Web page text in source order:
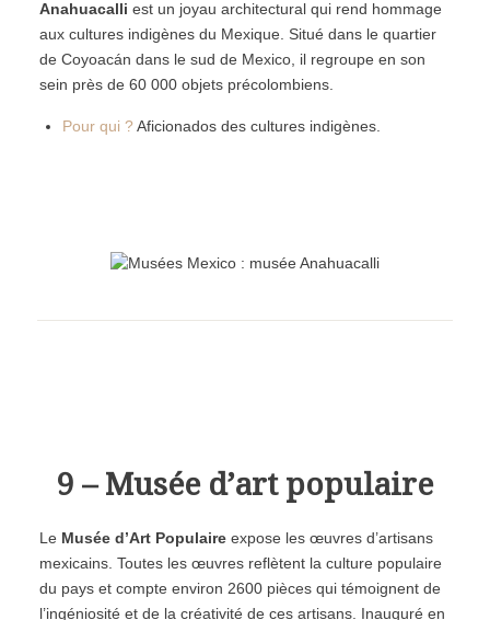
Anahuacalli est un joyau architectural qui rend hommage
aux cultures indigènes du Mexique. Situé dans le quartier
de Coyoacán dans le sud de Mexico, il regroupe en son
sein près de 60 000 objets précolombiens.
Pour qui ?Aficionados des cultures indigènes.
9 – Musée d’art populaire
Le Musée d’Art Populaireexpose les œuvres d’artisans
mexicains. Toutes les œuvres reflètent la culture populaire
du pays et compte environ 2600 pièces qui témoignent de
l’ingéniosité et de la créativité de ces artisans. Inauguré en